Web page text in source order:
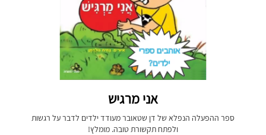
אני מרגיש
ספר ההפעלה הנפלא של דן שטאובר מעודד ילדים לדבר על רגשות
ולפתח תקשורת טובה. מומלץ!